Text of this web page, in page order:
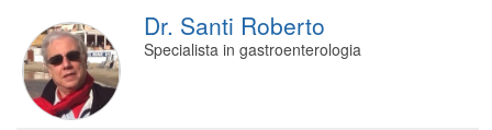
Sestri Levante (GE)
Ricerca specialisti
Consulti online
(su medicitalia.it)
Dr. Santi Roberto
Specialista in gastroenterologia